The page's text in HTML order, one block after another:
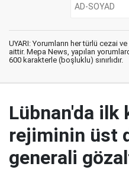
UYARI: Yorumların her türlü cezai
aittir. Mepa News, yapılan
600 karakterle (boşluklu) sınırlıdır.
Lübnan'da ilk
rejiminin üst
generali